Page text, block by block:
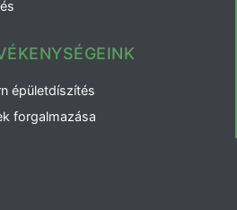
épületdíszítés
forgalmazása